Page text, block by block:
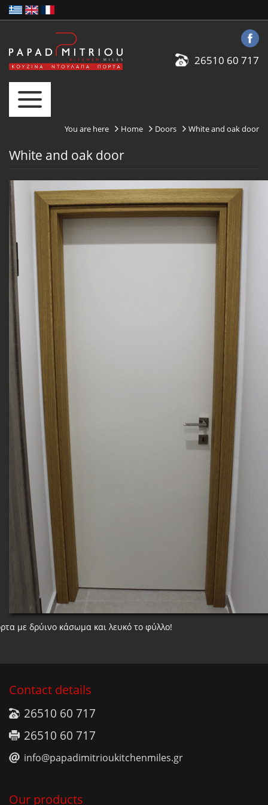
26510 60 717
You are here Home Doors White and oak door
White and oak door
με δρύινο κάσωμα και λευκό το φύλλο!
Contact details
26510 60 717
26510 60 717
info@papadimitrioukitchenmiles.gr
Our products